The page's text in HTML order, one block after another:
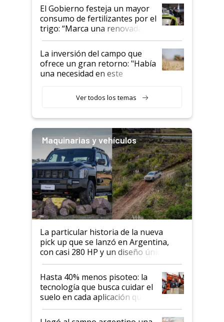
El Gobierno festeja un mayor
consumo de fertilizantes por el
trigo: “Marca una renovada
confianza de los productores”
La inversión del campo que
ofrece un gran retorno: "Había
una necesidad en este
Ver todos los temas
Maquinarias y vehículos
La particular historia de la nueva
pick up que se lanzó en Argentina,
con casi 280 HP y un diseño único: a
cuánto se vende
Hasta 40% menos pisoteo: la
tecnología que busca cuidar el
suelo en cada aplicación que
llevó Jacto al Congreso
Aapresid 2026